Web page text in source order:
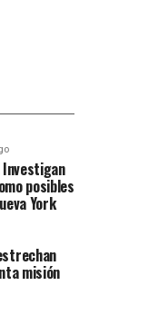
posibles
York
misión